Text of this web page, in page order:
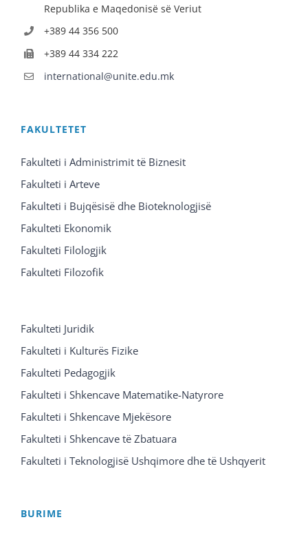
Republika e Maqedonisë së Veriut
+389 44 356 500
+389 44 334 222
international@unite.edu.mk
FAKULTETET
Fakulteti i Administrimit të Biznesit
Fakulteti i Arteve
Fakulteti i Bujqësisë dhe Bioteknologjisë
Fakulteti Ekonomik
Fakulteti Filologjik
Fakulteti Filozofik
Fakulteti Juridik
Fakulteti i Kulturës Fizike
Fakulteti Pedagogjik
Fakulteti i Shkencave Matematike-Natyrore
Fakulteti i Shkencave Mjekësore
Fakulteti i Shkencave të Zbatuara
Fakulteti i Teknologjisë Ushqimore dhe të Ushqyerit
BURIME